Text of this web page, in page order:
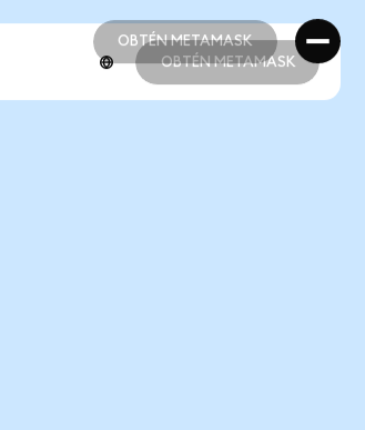
OBTÉN METAMASK
OBTÉN METAMASK
OBTÉN METAMASK